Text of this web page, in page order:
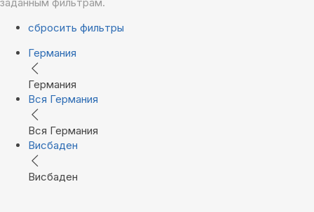
сбросить фильтры
Германия
Германия
Вся Германия
Вся Германия
Висбаден
Висбаден